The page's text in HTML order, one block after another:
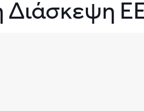
Διάσκεψη